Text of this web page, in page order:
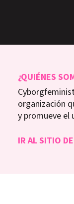
¿QUIÉNES
organización
y promueve el
IR AL SITIO